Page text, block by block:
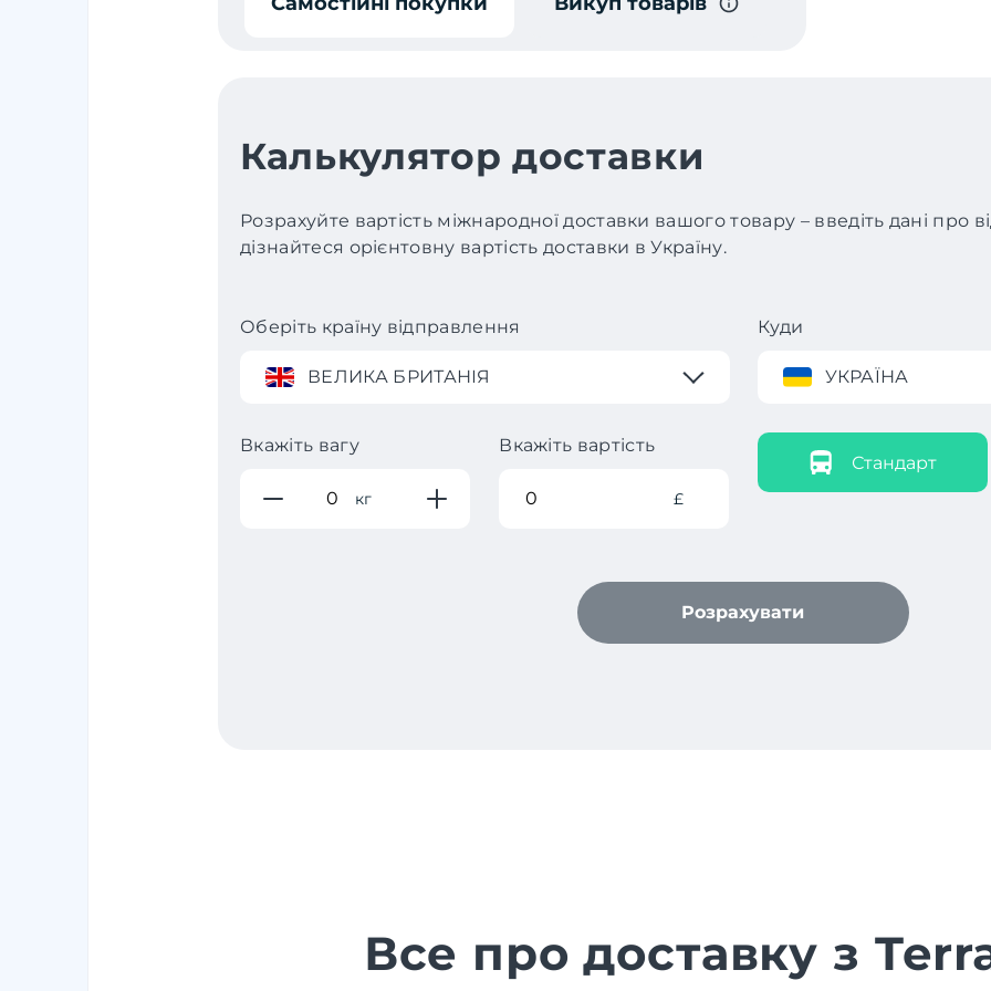
Калькулятор доставки
Розрахуйте вартість міжнародної доставки вашого товару – введіть дані про
дізнайтеся орієнтовну вартість доставки в Україну.
Оберіть країну відправлення
ВЕЛИКА БРИТАНІЯ
Куди
УКРАЇНА
Вкажіть вагу
кг
Вкажіть вартість
£
Стандарт
Розрахувати
Все про доставку з